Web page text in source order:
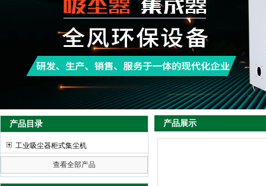
产品目录
工业吸尘器柜式集尘机
查看全部产品
产品展示